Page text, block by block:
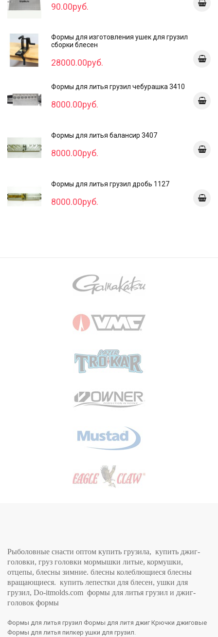
90.00руб.
Формы для изготовления ушек для грузил
сборки блесен
28000.00руб.
Формы для литья грузил чебурашка 3410
8000.00руб.
Формы для литья балансир 3407
8000.00руб.
Формы для литья грузил дробь 1127
8000.00руб.
Рыболовные снасти оптом купить грузила, купить джиг-
головки, груз головки мормышки литые, кормушки,
отцепы, блесны зимние. блесны колеблющиеся блесны
вращающиеся. купить лепестки для блесен, ушки для
грузил, Do-itmolds.com формы для литья грузил и джиг-
головок формы
Формы для литья грузил Формы для литя джиг Крючки джиговые
Формы для литья пилкер ушки для грузил.